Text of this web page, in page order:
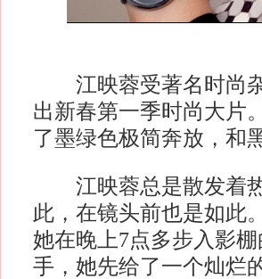
江映蓉受著名时尚杂
出新春第一季时尚大片
了墨绿色极简奔放，和
江映蓉总是散发着热
此，在镜头前也是如此
她在晚上7点多步入影
手，她先给了一个灿烂